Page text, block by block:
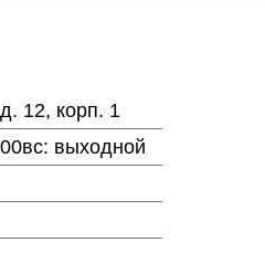
12, корп. 1
выходной